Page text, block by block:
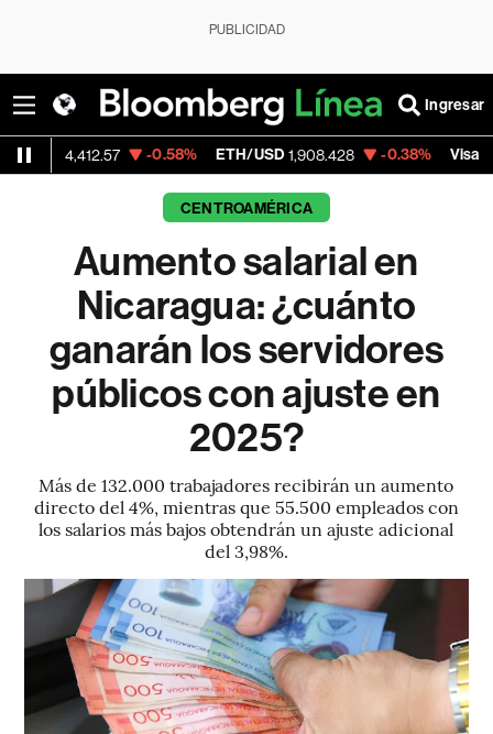
PUBLICIDAD
Ingresar
-0.58% ETH/USD 1,908.428 -0.38% Visa 366.225
CENTROAMÉRICA
Aumento salarial en
Nicaragua: ¿cuánto
ganarán los servidores
públicos con ajuste en
2025?
Más de 132.000 trabajadores recibirán un aumento
directo del 4%, mientras que 55.500 empleados con
los salarios más bajos obtendrán un ajuste adicional
del 3,98%.